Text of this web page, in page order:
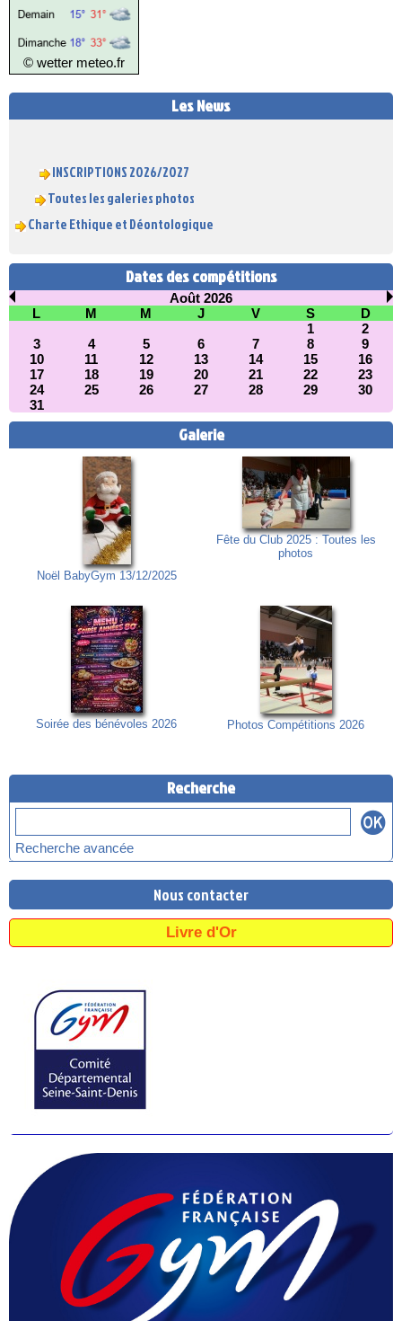
© wetter meteo.fr
Les News
INSCRIPTIONS 2026/2027
Toutes les galeries photos
Charte Ethique et Déontologique
Dates des compétitions
Août 2026
L
M M J V S
D
1
2
3
4 5 6 7 8
9
10
11 12 13 14 15
16
17
18 19 20 21 22
23
24
25 26 27 28 29
30
31
Galerie
Noël BabyGym 13/12/2025
Fête du Club 2025 : Toutes les
photos
Soirée des bénévoles 2026 Photos Compétitions 2026
Recherche
Recherche avancée
Nous contacter
Livre d'Or